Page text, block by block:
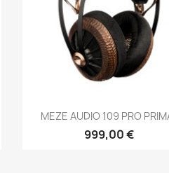
Anteprima
MEZE AUDIO 109 PRO
999,00 €